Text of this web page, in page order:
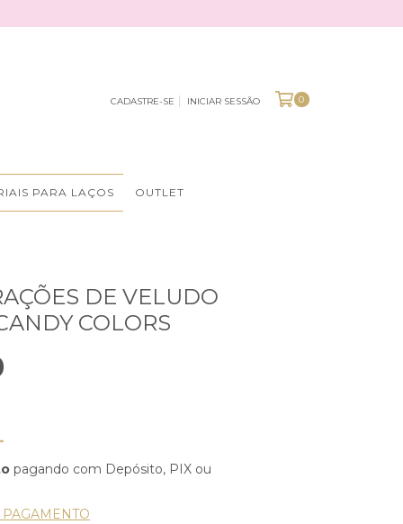
CADASTRE-SE INICIAR SESSÃO 0
PARA LAÇOS OUTLET
DE VELUDO
COLORS
pagando com Depósito, PIX ou